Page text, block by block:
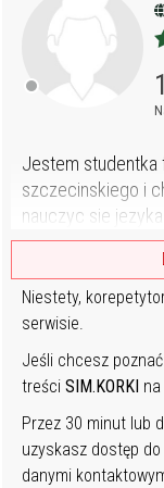
Jestem studentka
szczecinskiego i
nauczyc sie
Niestety,
serwisie.
Jeśli chcesz
treściSIM.KORKI
Przez 30 minut lub
uzyskasz dostęp
danymi